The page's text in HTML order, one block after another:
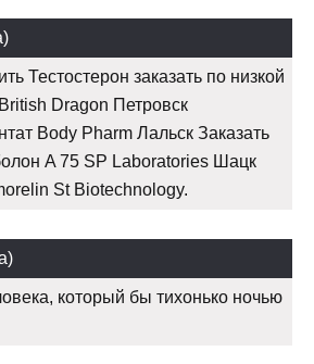
Тестостерон заказать по низкой
Dragon Петровск
Body Pharm Лальск Заказать
A 75 SP Laboratories Шацк
St Biotechnology.
который бы тихонько ночью